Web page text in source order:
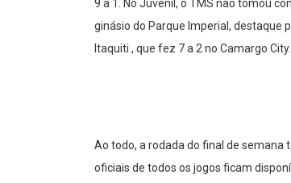
9 a 1. No Juvenil, o TMS não tomou
ginásio do Parque Imperial, destaque
Itaquiti , que fez 7 a 2 no Camargo City.
Ao todo, a rodada do final de
oficiais de todos os jogos ficam